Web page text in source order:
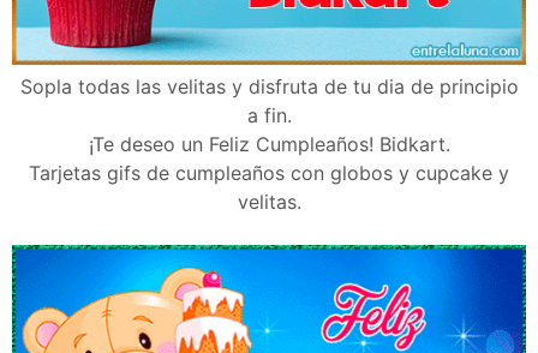
Sopla todas las velitas y disfruta de tu dia de principio
a fin.
¡Te deseo un Feliz Cumpleaños! Bidkart.
Tarjetas gifs de cumpleaños con globos y cupcake y
velitas.